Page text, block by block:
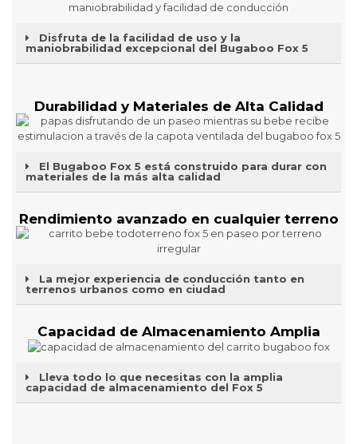
Disfruta de la facilidad de uso y la
maniobrabilidad excepcional del Bugaboo Fox 5
Durabilidad y Materiales de Alta Calidad
El Bugaboo Fox 5 está construido para durar con
materiales de la más alta calidad
Rendimiento avanzado en cualquier terreno
La mejor experiencia de conducción tanto en
terrenos urbanos como en ciudad
Capacidad de Almacenamiento Amplia
Lleva todo lo que necesitas con la amplia
capacidad de almacenamiento del Fox 5